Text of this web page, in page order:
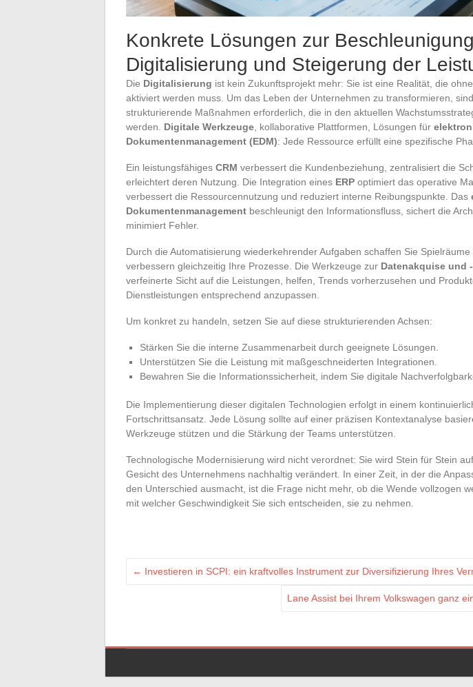
Konkrete Lösungen zur
Digitalisierung und Steigerung der
Die Digitalisierung ist kein Zukunftsprojekt mehr: Sie ist eine Realität, die
aktiviert werden muss. Um das Leben der Unternehmen zu transformieren,
strukturierende Maßnahmen erforderlich, die in den aktuellen
werden. Digitale Werkzeuge, kollaborative Plattformen, Lösungen für
Dokumentenmanagement (EDM): Jede Ressource erfüllt eine spezifische
Ein leistungsfähiges CRM verbessert die Kundenbeziehung, zentralisiert die
erleichtert deren Nutzung. Die Integration eines ERP optimiert das operative
verbessert die Ressourcennutzung und reduziert interne Reibungspunkte. Das
Dokumentenmanagement beschleunigt den Informationsfluss, sichert die
minimiert Fehler.
Durch die Automatisierung wiederkehrender Aufgaben schaffen Sie
verbessern gleichzeitig Ihre Prozesse. Die Werkzeuge zur Datenakquise und
verfeinerte Sicht auf die Leistungen, helfen, Trends vorherzusehen und
Dienstleistungen entsprechend anzupassen.
Um konkret zu handeln, setzen Sie auf diese strukturierenden Achsen:
Stärken Sie die interne Zusammenarbeit durch geeignete Lösungen.
Unterstützen Sie die Leistung mit maßgeschneiderten Integrationen.
Bewahren Sie die Informationssicherheit, indem Sie digitale
Die Implementierung dieser digitalen Technologien erfolgt in einem
Fortschrittsansatz. Jede Lösung sollte auf einer präzisen Kontextanalyse
Werkzeuge stützen und die Stärkung der Teams unterstützen.
Technologische Modernisierung wird nicht verordnet: Sie wird Stein für Stein
Gesicht des Unternehmens nachhaltig verändert. In einer Zeit, in der die
den Unterschied ausmacht, ist die Frage nicht mehr, ob die Wende vollzogen
mit welcher Geschwindigkeit Sie sich entscheiden, sie zu nehmen.
← Investieren in SCPI: ein kraftvolles Instrument zur Diversifizierung Ihres
Lane Assist bei Ihrem Volkswagen ganz